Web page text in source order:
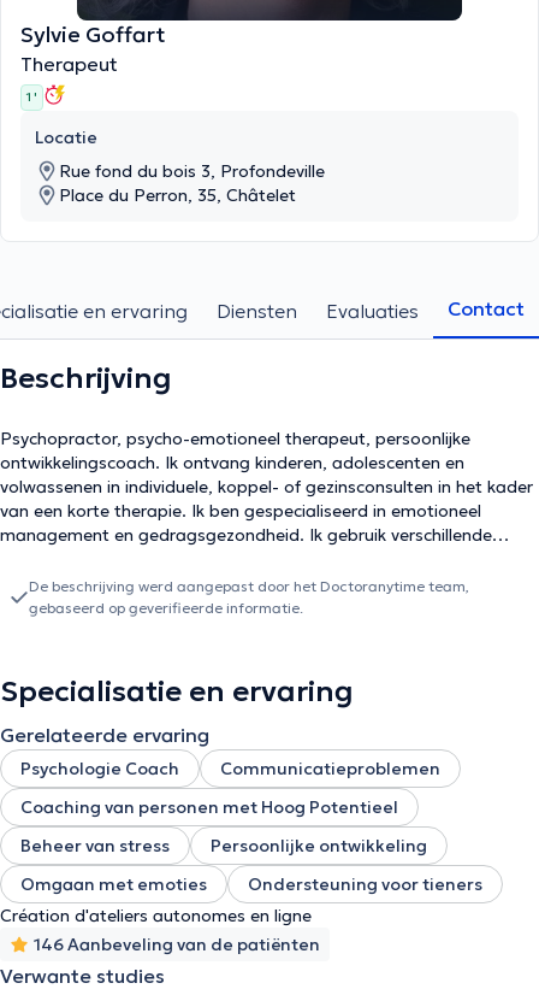
Sylvie Goffart
Therapeut
1 '
Locatie
Rue fond du bois 3, Profondeville
Place du Perron, 35, Châtelet
en ervaring Diensten Evaluaties Contact
Beschrijving
Psychopractor, psycho-emotioneel therapeut, persoonlijke
ontwikkelingscoach. Ik ontvang kinderen, adolescenten en
volwassenen in individuele, koppel- of gezinsconsulten in het kader
van een korte therapie. Ik ben gespecialiseerd in emotioneel
management en gedragsgezondheid. Ik gebruik verschillende
praktische manier stimuleren. Ik kom ook tussen in de preventie
van ouderlijke of professionele burn out, en ik begeleid de persoon
kinderen en adolescenten die met dit probleem worden
geconfronteerd. In het verlengde daarvan houd ik me ook bezig
met conflicthantering in gezinnen en moeilijke relaties tussen
echtparen.
De beschrijving werd aangepast door het Doctoranytime team,
gebaseerd op geverifieerde informatie.
Specialisatie en ervaring
Gerelateerde ervaring
Psychologie Coach
Communicatieproblemen
Coaching van personen met Hoog Potentieel
Beheer van stress
Persoonlijke ontwikkeling
Omgaan met emoties
Ondersteuning voor tieners
Création d'ateliers autonomes en ligne
146 Aanbeveling van de patiënten
Verwante studies